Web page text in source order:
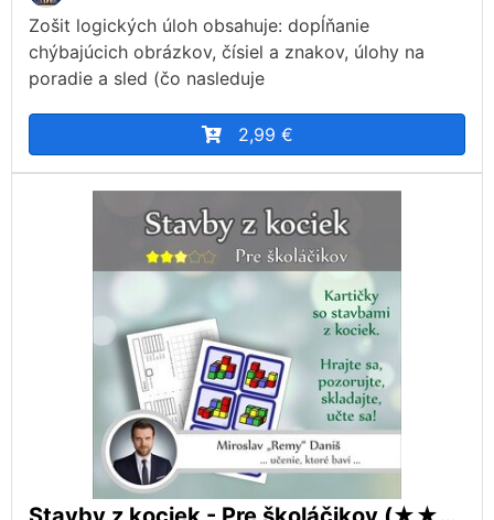
Zošit logických úloh obsahuje: dopĺňanie
chýbajúcich obrázkov, čísiel a znakov, úlohy na
poradie a sled (čo nasleduje
2,99 €